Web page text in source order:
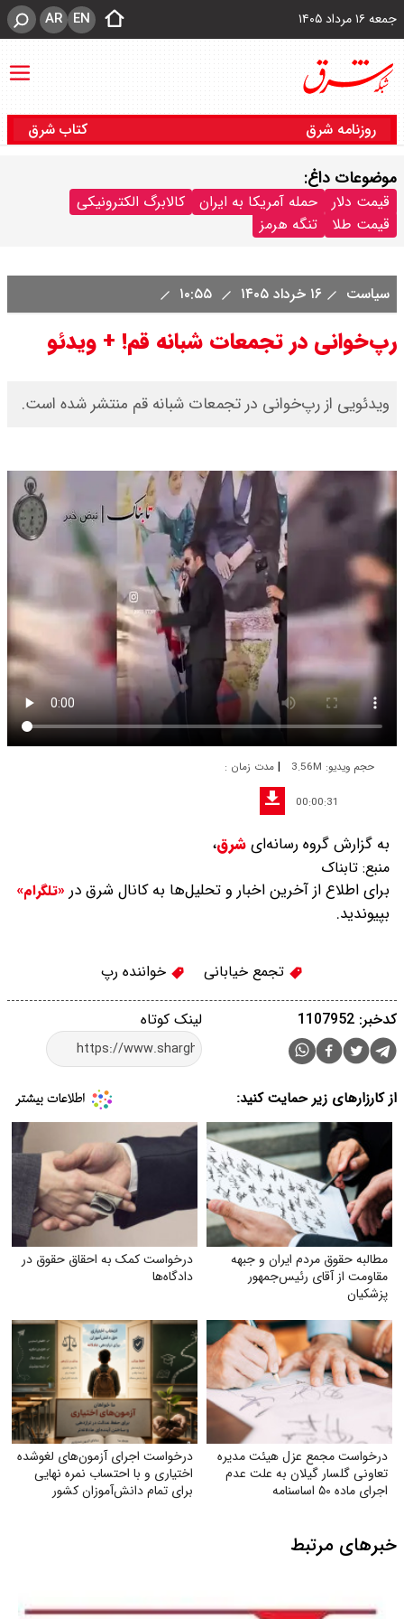
جمعه ۱۶ مرداد ۱۴۰۵ EN
AR
روزنامه شرق کتاب شرق
موضوعات داغ:
قیمت دلار حمله آمریکا به ایران
کالابرگ الکترونیکی
قیمت طلا
تنگه هرمز
سیاست ۱۶ خرداد ۱۴۰۵
رپ‌خوانی در تجمعات شبانه قم! + ویدئو
ویدئویی از رپ‌خوانی در تجمعات شبانه قم منتشر شده است.
حجم ویدیو: 3.56M | مدت زمان :
00:00:31
به گزارش گروه رسانه‌ایشرق،
منبع: تابناک
برای اطلاع از آخرین اخبار و تحلیل‌ها به کانال شرق در «تلگرام»
بپیوندید.
تجمع خیابانی خواننده رپ
لینک کوتاه کدخبر: 1107952
از کارزارهای زیر حمایت کنید:
مطالبه حقوق مردم ایران و جبهه
مقاومت از آقای رئیس‌جمهور
پزشکیان
درخواست کمک به احقاق حقوق در
دادگاه‌ها
درخواست مجمع عزل هیئت مدیره
تعاونی گلسار گیلان به علت عدم
اجرای ماده ۵۰ اساسنامه
درخواست اجرای آزمون‌های لغوشده
اختیاری و با احتساب نمره نهایی
برای تمام دانش‌آموزان کشور
خبرهای مرتبط